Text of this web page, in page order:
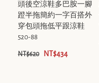
頭後空涼鞋多巴胺一腳
蹬半拖簡約一字百搭外
穿包頭拖低平跟涼鞋
520-88
NT$620 NT$434